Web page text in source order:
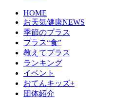
HOME
お天気健康NEWS
季節のプラス
プラス“食”
教えてプラス
ランキング
イベント
おてんキッズ+
団体紹介